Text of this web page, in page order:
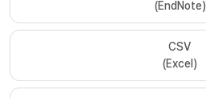
(EndNote)
CSV
(Excel)